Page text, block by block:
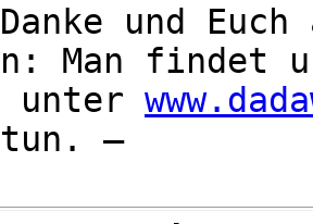
und
Man findet
unter
—